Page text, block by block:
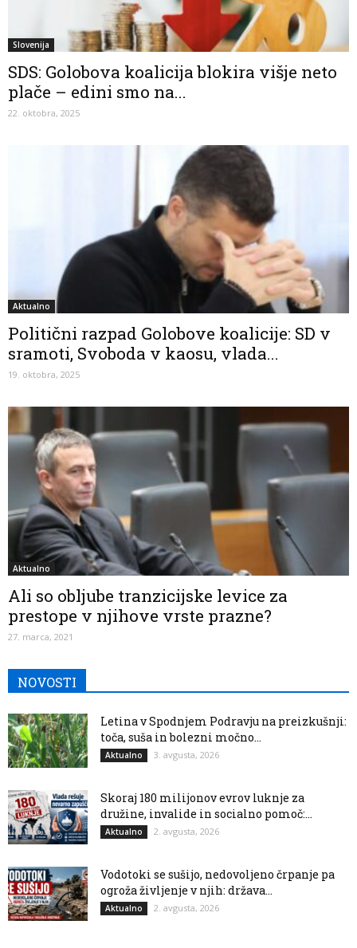
Slovenija
SDS: Golobova koalicija blokira višje neto
plače – edini smo na...
22. oktobra, 2025
Aktualno
Politični razpad Golobove koalicije: SD v
sramoti, Svoboda v kaosu, vlada...
19. oktobra, 2025
Aktualno
Ali so obljube tranzicijske levice za
prestope v njihove vrste prazne?
27. marca, 2021
NOVOSTI
Letina v Spodnjem Podravju na preizkušnji:
toča, suša in bolezni močno...
Aktualno 3. avgusta, 2026
Skoraj 180 milijonov evrov luknje za
družine, invalide in socialno pomoč:...
Aktualno 2. avgusta, 2026
Vodotoki se sušijo, nedovoljeno črpanje pa
ogroža življenje v njih: država...
Aktualno 2. avgusta, 2026